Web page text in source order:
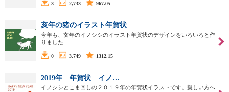
3 2,733 967.05
亥年の猪のイラスト年賀状
今年も、亥年のイノシシのイラスト年賀状のデザインをいろいろと作
りました…
0 3,749 1312.15
2019年 年賀状 イノ…
イノシシとこま回しの２０１９年の年賀状イラストです。親しい方へ